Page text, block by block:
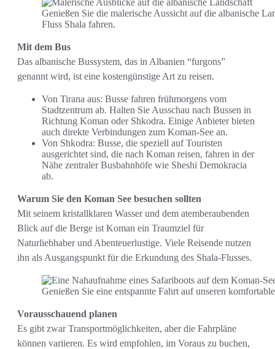
Genießen Sie die malerische Aussicht auf die albanische
Fluss Shala fahren.
Mit dem Bus
Das albanische Bussystem, das in Albanien “furgons”
genannt wird, ist eine kostengünstige Art zu reisen.
Von Tirana aus: Busse fahren frühmorgens vom
Stadtzentrum ab. Halten Sie Ausschau nach Bussen in
Richtung Koman oder Shkodra. Einige Anbieter bieten
auch direkte Verbindungen zum Koman-See an.
Von Shkodra: Busse, die speziell auf Touristen
ausgerichtet sind, die nach Koman reisen, fahren in der
Nähe zentraler Busbahnhöfe wie Sheshi Demokracia
ab.
Warum Sie den Koman See besuchen sollten
Mit seinem kristallklaren Wasser und dem atemberaubenden
Blick auf die Berge ist Koman ein Traumziel für
Naturliebhaber und Abenteuerlustige. Viele Reisende nutzen
ihn als Ausgangspunkt für die Erkundung des Shala-Flusses.
Genießen Sie eine entspannte Fahrt auf unseren
Vorausschauend planen
Es gibt zwar Transportmöglichkeiten, aber die Fahrpläne
können variieren. Es wird empfohlen, im Voraus zu buchen,